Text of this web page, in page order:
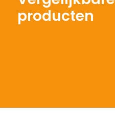
producten